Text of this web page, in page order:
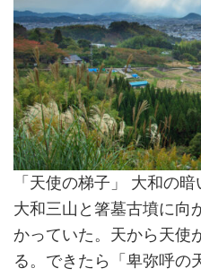
「天使の梯子」 大和の
大和三山と箸墓古墳に向
かっていた。天から天使
る。できたら「卑弥呼の